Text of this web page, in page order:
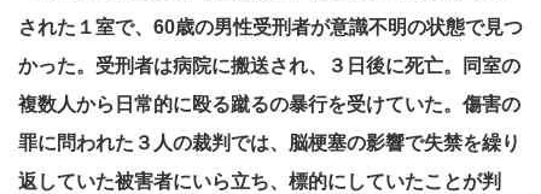
された１室で、60歳の男性受刑者が意識不明の状態で見つ
かった。受刑者は病院に搬送され、３日後に死亡。同室の
複数人から日常的に殴る蹴るの暴行を受けていた。傷害の
罪に問われた３人の裁判では、脳梗塞の影響で失禁を繰り
返していた被害者にいら立ち、標的にしていたことが判